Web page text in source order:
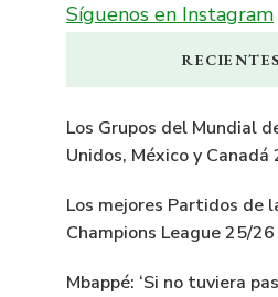
Síguenos en Instagram
RECIENTES
Los Grupos del Mundial
Unidos, México y Canadá
Los mejores Partidos de
Champions League 25/26
Mbappé: ‘Si no tuviera